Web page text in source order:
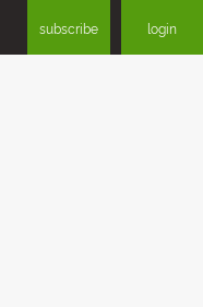
subscribe login